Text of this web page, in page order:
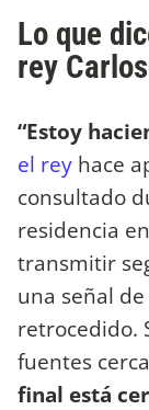
Lo que
rey
“Estoy
el rey hace
consultado
residencia
transmitir
una señal
retrocedido.
fuentes
final está